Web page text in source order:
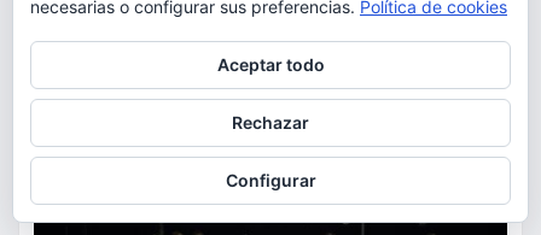
torrent al dia Ago 9, 2026
necesarias o configurar sus preferencias. Política de cookies
Aceptar todo
Rechazar
Configurar
Para obtener más información, incluido cómo gestionar las cookies,